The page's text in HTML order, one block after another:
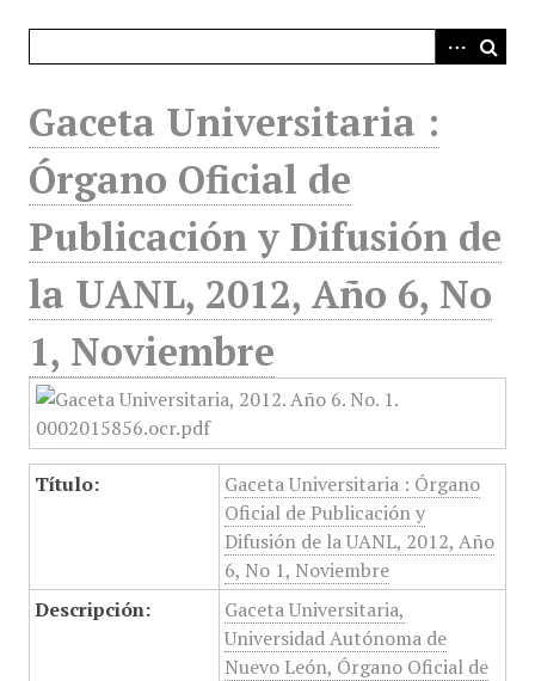
Gaceta Universitaria :
Órgano Oficial de
Publicación y Difusión de
la UANL, 2012, Año 6, No
1, Noviembre
Título:
Gaceta Universitaria : Órgano
Oficial de Publicación y
Difusión de la UANL, 2012, Año
6, No 1, Noviembre
Descripción:
Gaceta Universitaria,
Universidad Autónoma de
Nuevo León, Órgano Oficial de